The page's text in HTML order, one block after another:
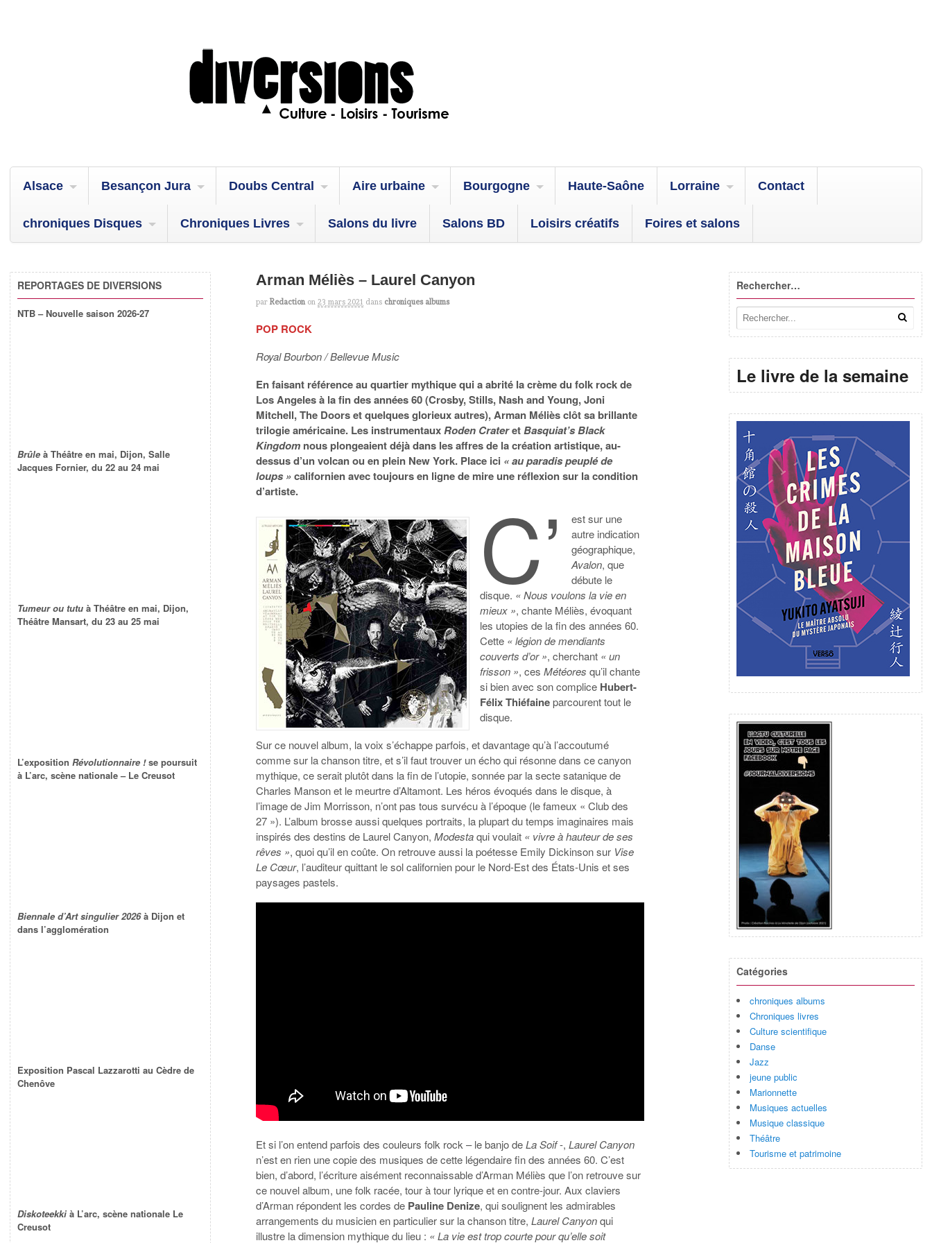
Alsace Besançon Jura Doubs Central Aire urbaine Bourgogne Haute-Saône Lorraine Contact
chroniques Disques Chroniques Livres Salons du livre Salons BD Loisirs créatifs Foires et salons
Arman Méliès – Laurel Canyon
par Redaction on 23 mars 2021 dans chroniques albums
POP ROCK
Royal Bourbon / Bellevue Music
En faisant référence au quartier mythique qui a abrité la crème du folk rock de
Los Angeles à la fin des années 60 (Crosby, Stills, Nash and Young, Joni
Mitchell, The Doors et quelques glorieux autres), Arman Méliès clôt sa brillante
trilogie américaine. Les instrumentauxRoden CrateretBasquiat’s Black
Kingdom nous plongeaient déjà dans les affres de la création artistique, au-
dessus d’un volcan ou en plein New York. Place ici « au paradis peuplé de
loups »californien avec toujours en ligne de mire une réflexion sur la condition
d’artiste.
C’
est sur une
autre indication
géographique,
Avalon, que
débute le
disque. « Nous voulons la vie en
mieux », chante Méliès, évoquant
les utopies de la fin des années 60.
Cette « légion de mendiants
couverts d’or », cherchant « un
frisson », cesMétéores qu’il chante
si bien avec son complice Hubert-
Félix Thiéfaineparcourent tout le
disque.
Sur ce nouvel album, la voix s’échappe parfois, et davantage qu’à l’accoutumé
comme sur la chanson titre, et s’il faut trouver un écho qui résonne dans ce canyon
mythique, ce serait plutôt dans la fin de l’utopie, sonnée par la secte satanique de
Charles Manson et le meurtre d’Altamont. Les héros évoqués dans le disque, à
l’image de Jim Morrisson, n’ont pas tous survécu à l’époque (le fameux « Club des
27 »). L’album brosse aussi quelques portraits, la plupart du temps imaginaires mais
inspirés des destins de Laurel Canyon,Modestaqui voulait « vivre à hauteur de ses
rêves », quoi qu’il en coûte. On retrouve aussi la poétesse Emily Dickinson sur Vise
Le Cœur, l’auditeur quittant le sol californien pour le Nord-Est des États-Unis et ses
paysages pastels.
Et si l’on entend parfois des couleurs folk rock – le banjo deLa Soif-,Laurel Canyon
n’est en rien une copie des musiques de cette légendaire fin des années 60. C’est
bien, d’abord, l’écriture aisément reconnaissable d’Arman Méliès que l’on retrouve sur
ce nouvel album, une folk racée, tour à tour lyrique et en contre-jour. Aux claviers
d’Arman répondent les cordes de Pauline Denize, qui soulignent les admirables
arrangements du musicien en particulier sur la chanson titre,Laurel Canyonqui
illustre la dimension mythique du lieu : « La vie est trop courte pour qu’elle soit
Rechercher…
Le livre de la semaine
Catégories
chroniques albums
Chroniques livres
Culture scientifique
Danse
Jazz
jeune public
Marionnette
Musiques actuelles
Musique classique
Théâtre
Tourisme et patrimoine
REPORTAGES DE DIVERSIONS
NTB – Nouvelle saison 2026-27
Brûle à Théâtre en mai, Dijon, Salle
Jacques Fornier, du 22 au 24 mai
Tumeur ou tutu à Théâtre en mai, Dijon,
Théâtre Mansart, du 23 au 25 mai
L’exposition Révolutionnaire !se poursuit
à L’arc, scène nationale – Le Creusot
Biennale d’Art singulier 2026à Dijon et
dans l’agglomération
Exposition Pascal Lazzarotti au Cèdre de
Chenôve
Diskoteekki à L’arc, scène nationale Le
Creusot